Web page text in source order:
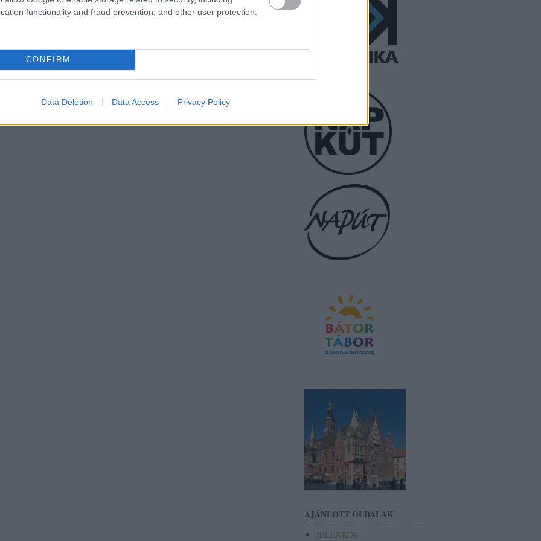
functionality and fraud prevention, and other user protection.
CONFIRM
Data Deletion Data Access Privacy Policy
AJÁNLOTT OLDALAK
JELENKOR